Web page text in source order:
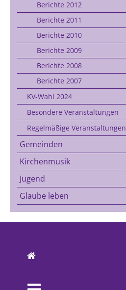
Berichte 2012
Berichte 2011
Berichte 2010
Berichte 2009
Berichte 2008
Berichte 2007
KV-Wahl 2024
Besondere Veranstaltungen
Regelmäßige Veranstaltungen
Gemeinden
Kirchenmusik
Jugend
Glaube leben